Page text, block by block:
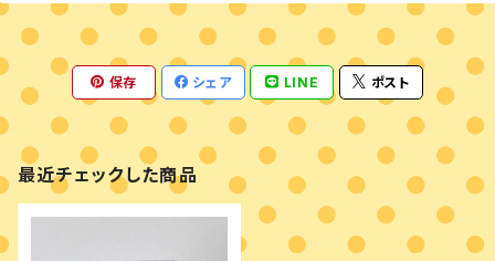
保存 シェア LINE ポスト
最近チェックした商品